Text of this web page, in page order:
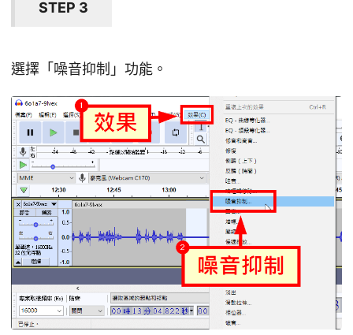
STEP 3
選擇「噪音抑制」功能。